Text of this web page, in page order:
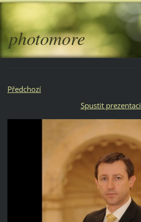
photomore
Předchozí
Spustit prezentaci